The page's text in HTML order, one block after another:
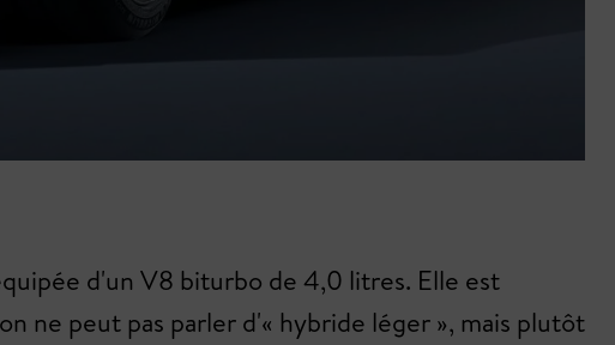
d'un V8 biturbo de 4,0 litres. Elle est
ne peut pas parler d'« hybride léger », mais plutôt